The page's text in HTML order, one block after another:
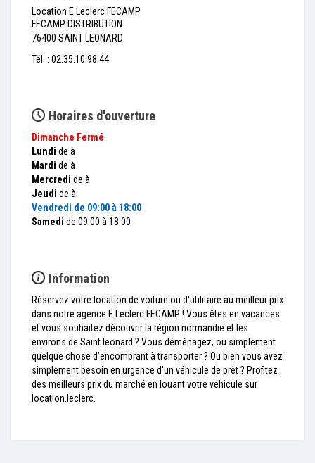
Location E.Leclerc FECAMP
FECAMP DISTRIBUTION
76400 SAINT LEONARD
Tél. : 02.35.10.98.44
Horaires d'ouverture
Dimanche Fermé
Lundi de à
Mardi de à
Mercredi de à
Jeudi de à
Vendredi de 09:00 à 18:00
Samedi de 09:00 à 18:00
Information
Réservez votre location de voiture ou d'utilitaire au meilleur prix
dans notre agence E.Leclerc FECAMP ! Vous êtes en vacances
et vous souhaitez découvrir la région normandie et les
environs de Saint leonard ? Vous déménagez, ou simplement
quelque chose d’encombrant à transporter ? Ou bien vous avez
simplement besoin en urgence d'un véhicule de prêt ? Profitez
des meilleurs prix du marché en louant votre véhicule sur
location.leclerc.